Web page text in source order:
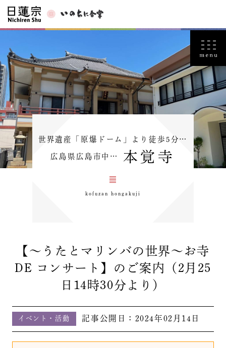
世界遺産「原爆ドーム」より徒歩5分…
広島県広島市中… 本覚寺
kofuzan hongakuji
【～うたとマリンバの世界～お寺
DE コンサート】のご案内（2月25
日14時30分より）
イベント・活動 記事公開日： 2024年02月14日